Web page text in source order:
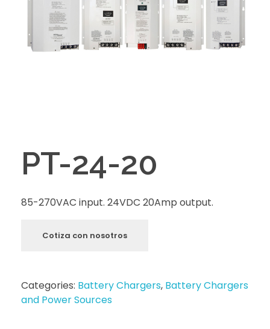
PT-24-20
85-270VAC input. 24VDC 20Amp output.
Cotiza con nosotros
Categories: Battery Chargers, Battery Chargers
and Power Sources